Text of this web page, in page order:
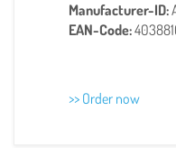
Manufacturer-ID:
EAN-Code:
>> Order now